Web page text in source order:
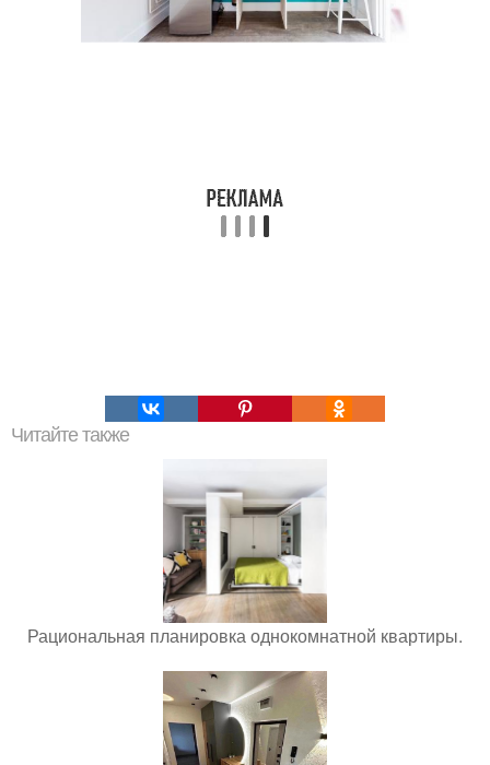
Читайте также
Рациональная планировка однокомнатной квартиры.